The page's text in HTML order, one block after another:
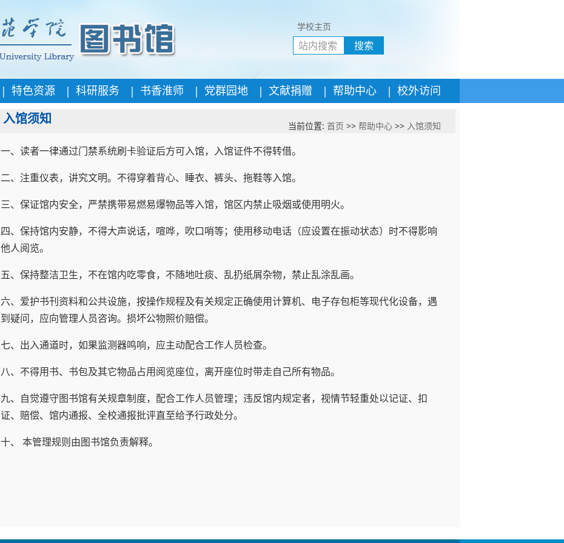
学校主页
搜索
| 特色资源 | 科研服务 | 书香淮师 | 党群园地 | 文献捐赠 | 帮助中心 | 校外访问
入馆须知 当前位置: 首页 >> 帮助中心>> 入馆须知
一、读者一律通过门禁系统刷卡验证后方可入馆，入馆证件不得转借。
二、注重仪表，讲究文明。不得穿着背心、睡衣、裤头、拖鞋等入馆。
三、保证馆内安全，严禁携带易燃易爆物品等入馆，馆区内禁止吸烟或使用明火。
四、保持馆内安静，不得大声说话，喧哗，吹口哨等；使用移动电话（应设置在振动状态）时不得影响
他人阅览。
五、保持整洁卫生，不在馆内吃零食，不随地吐痰、乱扔纸屑杂物，禁止乱涂乱画。
六、爱护书刊资料和公共设施，按操作规程及有关规定正确使用计算机、电子存包柜等现代化设备，遇
到疑问，应向管理人员咨询。损坏公物照价赔偿。
七、出入通道时，如果监测器鸣响，应主动配合工作人员检查。
八、不得用书、书包及其它物品占用阅览座位，离开座位时带走自己所有物品。
九、自觉遵守图书馆有关规章制度，配合工作人员管理；违反馆内规定者，视情节轻重处以记证、扣
证、赔偿、馆内通报、全校通报批评直至给予行政处分。
十、 本管理规则由图书馆负责解释。